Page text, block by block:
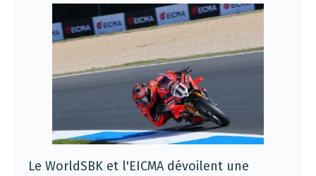
Le WorldSBK et l'EICMA dévoilent une